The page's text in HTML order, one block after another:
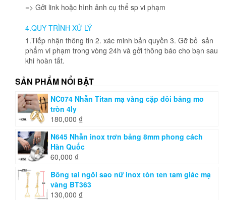
=> Gởi link hoặc hình ảnh cụ thể sp vi phạm
4.QUY TRÌNH XỬ LÝ
1.Tiếp nhận thông tin 2. xác minh bản quyền 3. Gỡ bỏ sản
phẩm vi phạm trong vòng 24h và gởi thông báo cho bạn sau
khi hoàn tất.
SẢN PHẨM NỔI BẬT
NC074 Nhẫn Titan mạ vàng cặp đôi bảng mo
tròn 4ly
180,000 ₫
N645 Nhẫn inox trơn bảng 8mm phong cách
Hàn Quốc
60,000 ₫
Bông tai ngôi sao nữ inox tòn ten tam giác mạ
vàng BT363
130,000 ₫